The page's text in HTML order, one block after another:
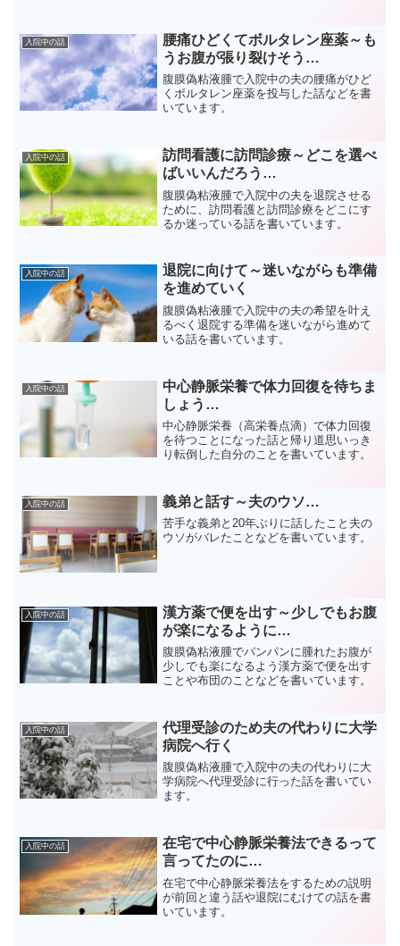
入院中の話
腰痛ひどくてボルタレン座薬～も
うお腹が張り裂けそう…
腹膜偽粘液腫で入院中の夫の腰痛がひど
くボルタレン座薬を投与した話などを書
いています。
入院中の話
訪問看護に訪問診療～どこを選べ
ばいいんだろう…
腹膜偽粘液腫で入院中の夫を退院させる
ために、訪問看護と訪問診療をどこにす
るか迷っている話を書いています。
入院中の話
退院に向けて～迷いながらも準備
を進めていく
腹膜偽粘液腫で入院中の夫の希望を叶え
るべく退院する準備を迷いながら進めて
いる話を書いています。
入院中の話
中心静脈栄養で体力回復を待ちま
しょう…
中心静脈栄養（高栄養点滴）で体力回復
を待つことになった話と帰り道思いっき
り転倒した自分のことを書いています。
入院中の話 義弟と話す～夫のウソ…
苦手な義弟と20年ぶりに話したこと夫の
ウソがバレたことなどを書いています。
入院中の話
漢方薬で便を出す～少しでもお腹
が楽になるように…
腹膜偽粘液腫でパンパンに腫れたお腹が
少しでも楽になるよう漢方薬で便を出す
ことや布団のことなどを書いています。
入院中の話
代理受診のため夫の代わりに大学
病院へ行く
腹膜偽粘液腫で入院中の夫の代わりに大
学病院へ代理受診に行った話を書いてい
ます。
入院中の話
在宅で中心静脈栄養法できるって
言ってたのに…
在宅で中心静脈栄養法をするための説明
が前回と違う話や退院にむけての話を書
いています。